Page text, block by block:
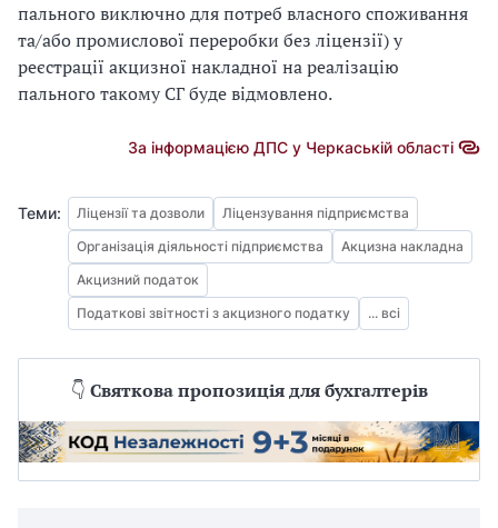
пального виключно для потреб власного споживання
та/або промислової переробки без ліцензії) у
реєстрації акцизної накладної на реалізацію
пального такому СГ буде відмовлено.
За інформацією ДПС у Черкаській області
Теми: Ліцензії та дозволи
Ліцензування підприємства
Організація діяльності підприємства
Акцизна накладна
Акцизний податок
Податкові звітності з акцизного податку
... всі
👇 Святкова пропозиція для бухгалтерів